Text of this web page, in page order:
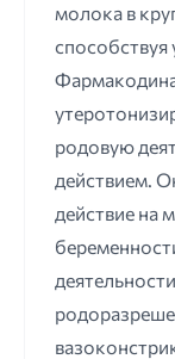
молока в
родовую
действием.
действие на